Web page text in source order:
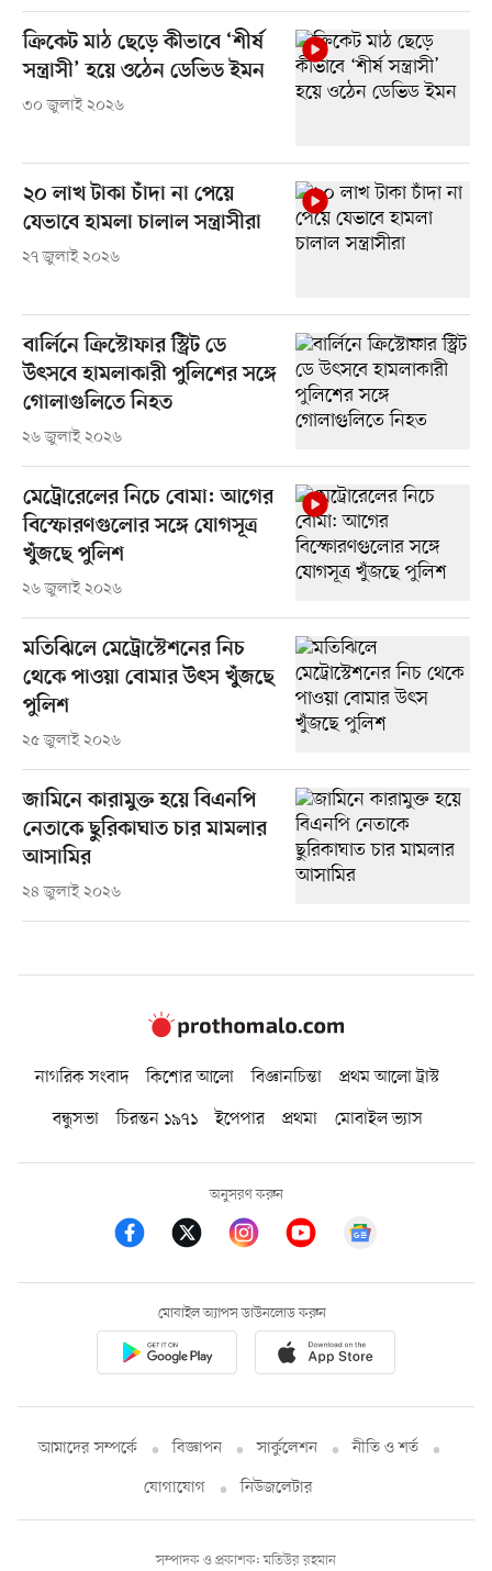
ক্রিকেট মাঠ ছেড়ে কীভাবে ‘শীর্ষ
সন্ত্রাসী’ হয়ে ওঠেন ডেভিড ইমন
৩০ জুলাই ২০২৬
২০ লাখ টাকা চাঁদা না পেয়ে
যেভাবে হামলা চালাল সন্ত্রাসীরা
২৭ জুলাই ২০২৬
বার্লিনে ক্রিস্টোফার স্ট্রিট ডে
উৎসবে হামলাকারী পুলিশের সঙ্গে
গোলাগুলিতে নিহত
২৬ জুলাই ২০২৬
মেট্রোরেলের নিচে বোমা: আগের
বিস্ফোরণগুলোর সঙ্গে যোগসূত্র
খুঁজছে পুলিশ
২৬ জুলাই ২০২৬
মতিঝিলে মেট্রোস্টেশনের নিচ
থেকে পাওয়া বোমার উৎস খুঁজছে
পুলিশ
২৫ জুলাই ২০২৬
জামিনে কারামুক্ত হয়ে বিএনপি
নেতাকে ছুরিকাঘাত চার মামলার
আসামির
২৪ জুলাই ২০২৬
নাগরিক সংবাদ কিশোর আলো বিজ্ঞানচিন্তা
প্রথম আলো ট্রাস্ট
বন্ধুসভা
চিরন্তন ১৯৭১ ইপেপার প্রথমা মোবাইল ভ্যাস
অনুসরণ করুন
মোবাইল অ্যাপস ডাউনলোড করুন
আমাদের সম্পর্কে বিজ্ঞাপন সার্কুলেশন
নীতি ও শর্ত
যোগাযোগ
নিউজলেটার
সম্পাদক ও প্রকাশক: মতিউর রহমান